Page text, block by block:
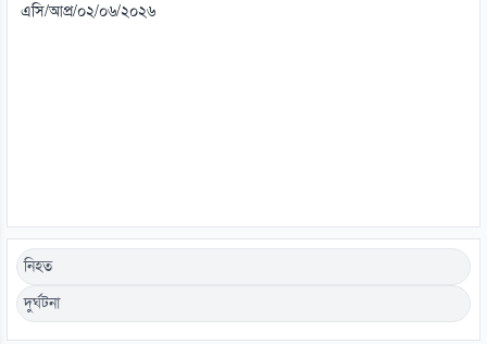
এসি/আপ্র/০২/০৬/২০২৬
নিহত
দুর্ঘটনা